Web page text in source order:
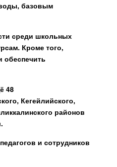
базовым
среди школьных
Кроме того,
обеспечить
48
Кегейлийского,
районов
и сотрудников